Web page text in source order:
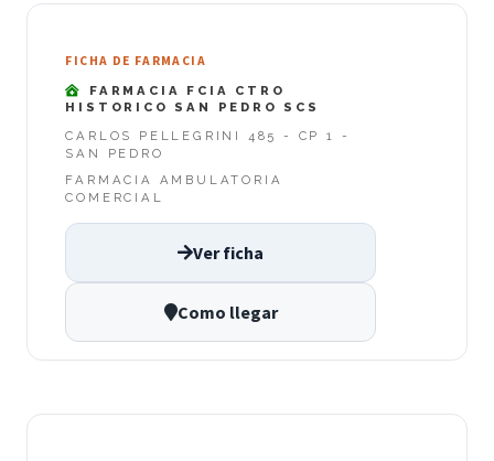
FICHA DE FARMACIA
FARMACIA FCIA CTRO
HISTORICO SAN PEDRO SCS
CARLOS PELLEGRINI 485 - CP 1 -
SAN PEDRO
FARMACIA AMBULATORIA
COMERCIAL
Ver ficha
Como llegar